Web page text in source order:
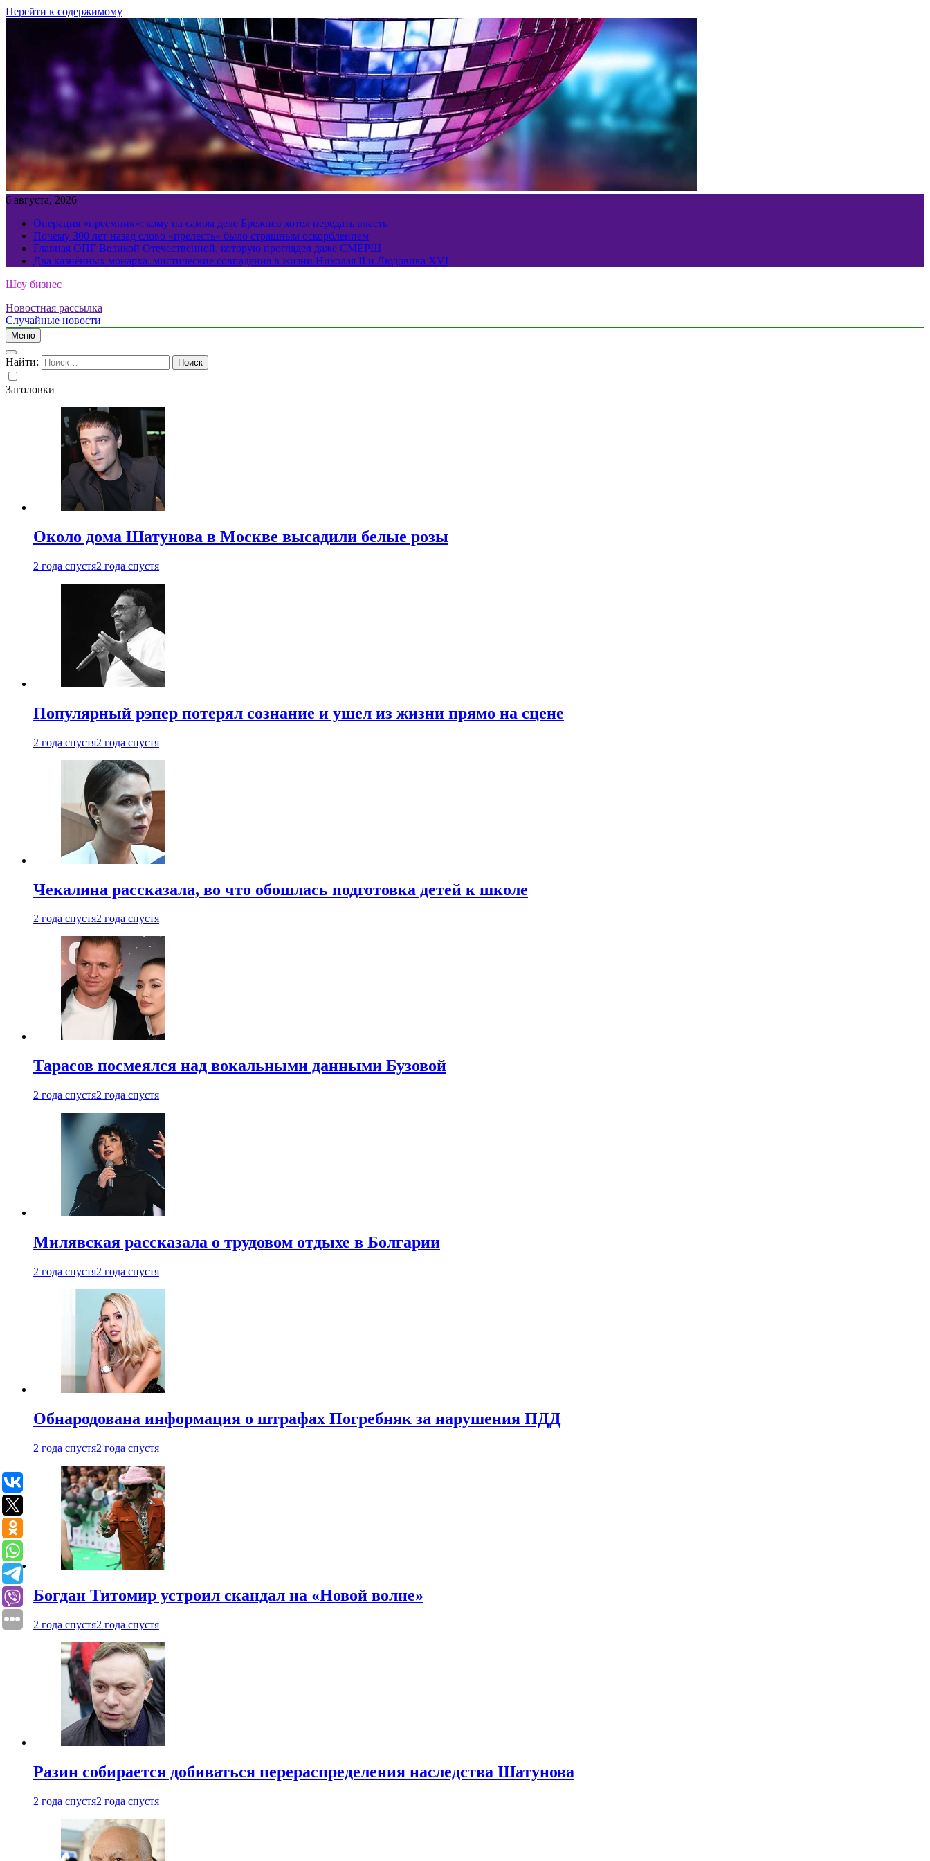
Перейти к содержимому
6 августа, 2026
Операция «преемник»: кому на самом деле Брежнев хотел передать власть
Почему 300 лет назад слово «прелесть» было страшным оскорблением
Главная ОПГ Великой Отечественной, которую проглядел даже СМЕРШ
Два казнённых монарха: мистические совпадения в жизни Николая II и Людовика XVI
Шоу бизнес
Новостная рассылка
Случайные новости
Меню
Найти:
Заголовки
Около дома Шатунова в Москве высадили белые розы
2 года спустя2 года спустя
Популярный рэпер потерял сознание и ушел из жизни прямо на сцене
2 года спустя2 года спустя
Чекалина рассказала, во что обошлась подготовка детей к школе
2 года спустя2 года спустя
Тарасов посмеялся над вокальными данными Бузовой
2 года спустя2 года спустя
Милявская рассказала о трудовом отдыхе в Болгарии
2 года спустя2 года спустя
Обнародована информация о штрафах Погребняк за нарушения ПДД
2 года спустя2 года спустя
Богдан Титомир устроил скандал на «Новой волне»
2 года спустя2 года спустя
Разин собирается добиваться перераспределения наследства Шатунова
2 года спустя2 года спустя